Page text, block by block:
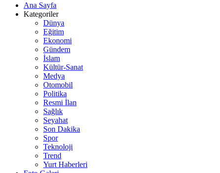
Ana Sayfa
Kategoriler
Dünya
Eğitim
Ekonomi
Gündem
İslam
Kültür-Sanat
Medya
Otomobil
Politika
Resmi İlan
Sağlık
Seyahat
Son Dakika
Spor
Teknoloji
Trend
Yurt Haberleri